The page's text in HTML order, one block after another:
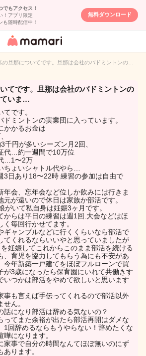
でもアクセス！
！アプリ限定
も随時配信中！
無料ダウンロード
女性専用匿名QA
イト
の旦那についてです。旦那は会社のバドミントンの…
てです。旦那は会社のバドミントンの
いま…
です。
ドミントンの実業団に入っています。
かかるお金は
円が多いシーズン月2回、
代…約一週間で10万位
…1〜2万
ょいシャトル代やら…
3日あり18〜22時 練習の参加は自由で
年会、忘年会など位しか飲みには行きま
元が遠いので休日は家族か部活です。
がいて私自身は妊娠3ヶ月です。
からは平日の練習は週1回.大会などはほ
く毎回行かせてます。
ギャンブルなどに行くくらいなら部活で
てくれるならいいやと思っていましたが
妊娠してこれからこのまま部活を続ける
、育児を協力してもらう為にも不安があ
今年新築一戸建てをほぼフルローンで買
が3歳になったら保育園にいれて共働きす
いつかは部活をやめて欲しいと思います
事も言えば手伝ってくれるので部活以外
ん。
話になり部活は辞める気ないの？
ってまた余裕が出たら部活再開はダメな
1回辞めるならもうやらない！辞めたくな
になります。
家事で自分の時間なんてほぼ無いのにず
ります。